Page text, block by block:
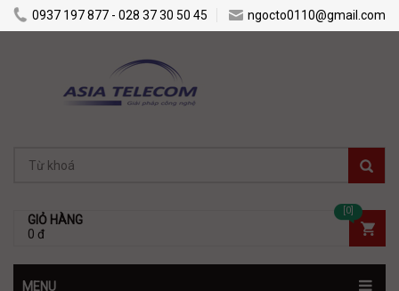
0937 197 877 - 028 37 30 50 45 ngocto0110@gmail.com
GIỎ HÀNG
0 đ
[0]
MENU